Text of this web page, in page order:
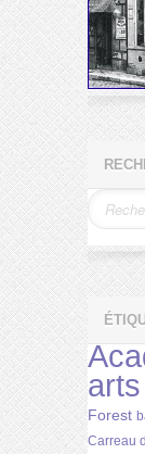
arts
Forest
Carreau